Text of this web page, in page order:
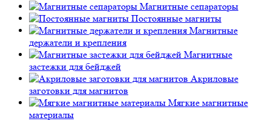
Магнитные сепараторы
Постоянные магниты
Магнитные
держатели и крепления
Магнитные
застежки для бейджей
Акриловые
заготовки для магнитов
Мягкие магнитные
материалы